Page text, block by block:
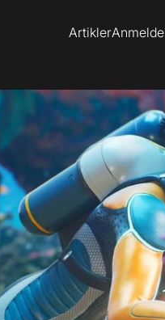
Artikler